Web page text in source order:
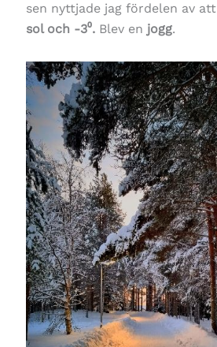
sen nyttjade jag fördelen av att
sol och -3⁰.Blev en jogg.